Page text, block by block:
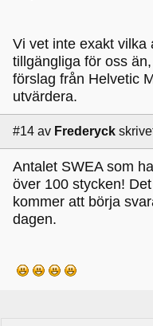
Vi vet inte exakt vilka
tillgängliga för oss
förslag från Helvetic
utvärdera.
#14 av Frederyck
Antalet SWEA som
över 100 stycken!
kommer att börja
dagen.